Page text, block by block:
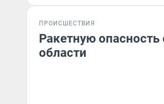
ПРОИСШЕСТВИЯ
Ракетную
области